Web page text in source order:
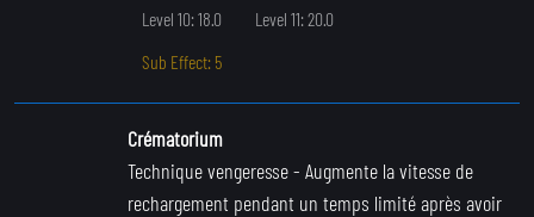
Level 10: 18.0
Level 11: 20.0
Sub Effect: 5
Crématorium
Technique vengeresse- Augmente la vitesse de
rechargement pendant un temps limité après avoir